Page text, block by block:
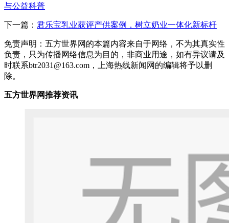
与公益科普
下一篇： 君乐宝乳业获评产供案例，树立奶业一体化新标杆
免责声明：五方世界网的本篇内容来自于网络，不为其真实性
负责，只为传播网络信息为目的，非商业用途，如有异议请及
时联系btr2031@163.com，上海热线新闻网的编辑将予以删
除。
五方世界网推荐资讯